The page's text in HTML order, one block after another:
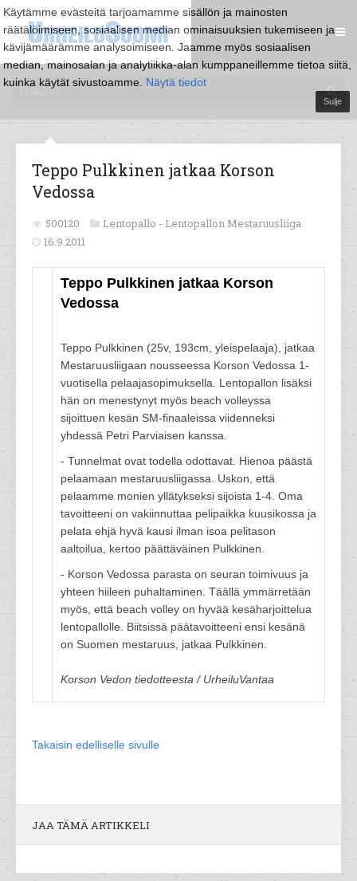
Käytämme evästeitä tarjoamamme sisällön ja mainosten
räätälöimiseen, sosiaalisen median ominaisuuksien tukemiseen ja
kävijämäärämme analysoimiseen. Jaamme myös sosiaalisen
median, mainosalan ja analytiikka-alan kumppaneillemme tietoa siitä,
kuinka käytät sivustoamme. Näytä tiedot
Sulje
Teppo Pulkkinen jatkaa Korson
Vedossa
500120 Lentopallo - Lentopallon Mestaruusliiga
16.9.2011
Teppo Pulkkinen jatkaa Korson
Vedossa
Teppo Pulkkinen (25v, 193cm, yleispelaaja), jatkaa
Mestaruusliigaan nousseessa Korson Vedossa 1-
vuotisella pelaajasopimuksella. Lentopallon lisäksi
hän on menestynyt myös beach volleyssa
sijoittuen kesän SM-finaaleissa viidenneksi
yhdessä Petri Parviaisen kanssa.
- Tunnelmat ovat todella odottavat. Hienoa päästä
pelaamaan mestaruusliigassa. Uskon, että
pelaamme monien yllätykseksi sijoista 1-4. Oma
tavoitteeni on vakiinnuttaa pelipaikka kuusikossa ja
pelata ehjä hyvä kausi ilman isoa pelitason
aaltoilua, kertoo päättäväinen Pulkkinen.
- Korson Vedossa parasta on seuran toimivuus ja
yhteen hiileen puhaltaminen. Täällä ymmärretään
myös, että beach volley on hyvää kesäharjoittelua
lentopallolle. Biitsissä päätavoitteeni ensi kesänä
on Suomen mestaruus, jatkaa Pulkkinen.
Korson Vedon tiedotteesta / UrheiluVantaa
Takaisin edelliselle sivulle
JAA TÄMÄ ARTIKKELI